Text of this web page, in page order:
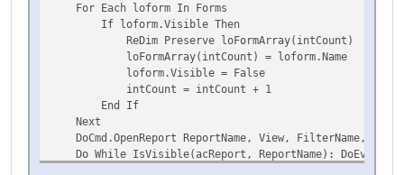
For Each loform In Forms
If loform.Visible Then
ReDim Preserve loFormArray(intCount)
loFormArray(intCount) = loform.Name
loform.Visible = False
intCount = intCount + 1
End If
Next
DoCmd.OpenReport ReportName, View, FilterName,
Do While IsVisible(acReport, ReportName): DoEvents: